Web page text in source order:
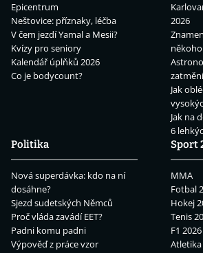
Epicentrum
Neštovice: příznaky, léčba
V čem jezdí Yamal a Mesii?
Kvízy pro seniory
Kalendář úplňků 2026
Co je bodycount?
2026
Jak
Jak na
6
Politika
Nová superdávka: kdo na ní
dosáhne?
Sjezd sudetských Němců
Proč vláda zavádí EET?
Padni komu padni
Výpověď z práce vzor
Sport
MMA
Fotbal
Hokej
Tenis
F1 2026
Atletika